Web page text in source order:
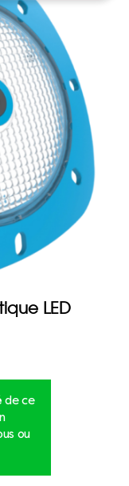
LED
de ce
ou